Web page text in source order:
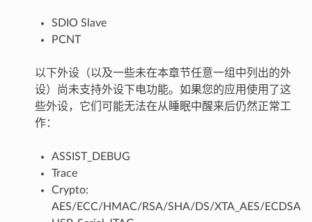
SDIO Slave
PCNT
以下外设（以及一些未在本章节任意一组中列出的外
设）尚未支持外设下电功能。如果您的应用使用了这
些外设，它们可能无法在从睡眠中醒来后仍然正常工
作：
ASSIST_DEBUG
Trace
Crypto:
AES/ECC/HMAC/RSA/SHA/DS/XTA_AES/ECDSA